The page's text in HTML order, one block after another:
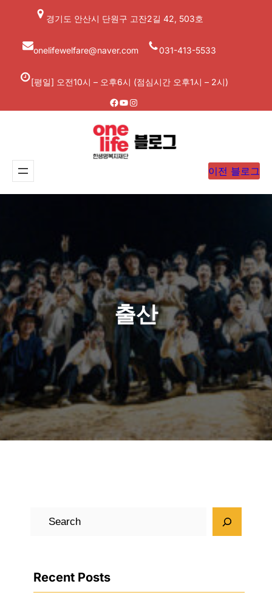
가
경기도 안산시 단원구 고잔2길 42, 503호
onelifewelfare@naver.com 031-413-5533
[평일] 오전10시 – 오후6시 (점심시간 오후1시 – 2시)
Facebook
YouTube
Instagram
이전 블로그
출산
Recent Posts